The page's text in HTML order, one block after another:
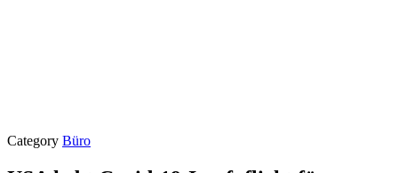
Category Büro